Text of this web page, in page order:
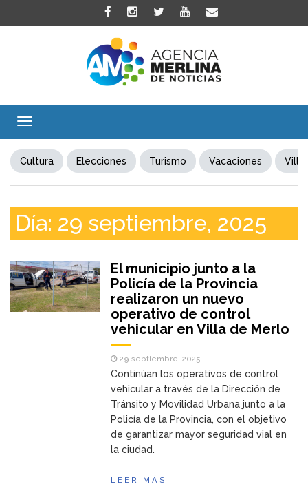
Toggle
Cultura Elecciones Turismo Vacaciones Villa
Día: 29 septiembre, 2025
El municipio junto a la
Policía de la Provincia
realizaron un nuevo
operativo de control
vehicular en Villa de Merlo
29 septiembre, 2025
Continúan los operativos de control
vehicular a través de la Dirección de
Tránsito y Movilidad Urbana junto a la
Policía de la Provincia, con el objetivo
de garantizar mayor seguridad vial en
la ciudad.
LEER MÁS